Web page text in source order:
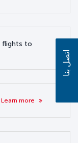
flights to
Learn more
اتصل بنا